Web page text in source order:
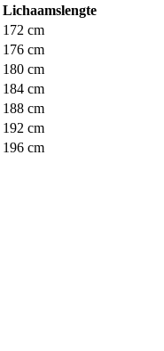
Lichaamslengte
172 cm
176 cm
180 cm
184 cm
188 cm
192 cm
196 cm